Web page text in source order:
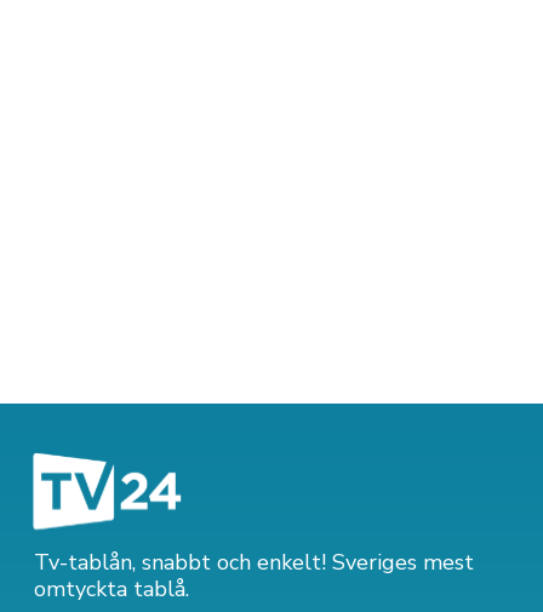
Tv-tablån, snabbt och enkelt! Sveriges mest
omtyckta tablå.